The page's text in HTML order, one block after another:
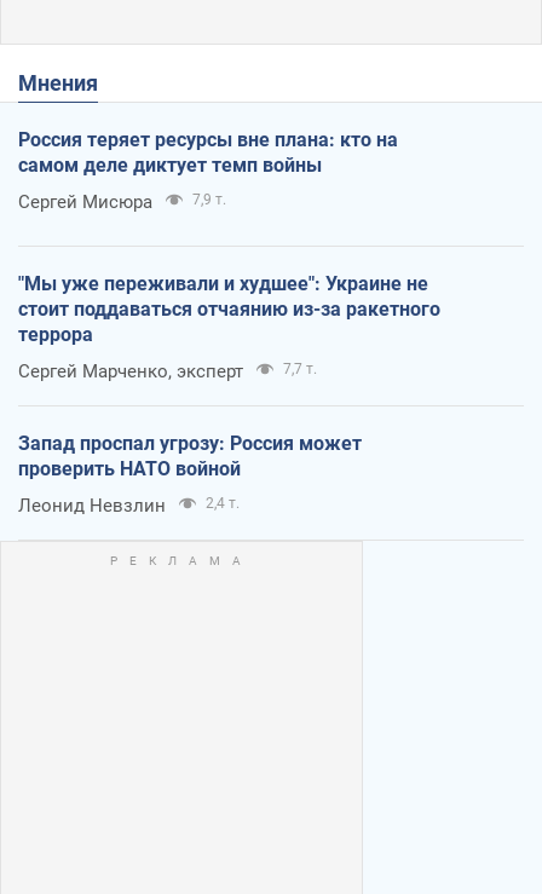
Мнения
Россия теряет ресурсы вне плана: кто на
самом деле диктует темп войны
Сергей Мисюра 7,9 т.
"Мы уже переживали и худшее": Украине не
стоит поддаваться отчаянию из-за ракетного
террора
Сергей Марченко, эксперт 7,7 т.
Запад проспал угрозу: Россия может
проверить НАТО войной
Леонид Невзлин 2,4 т.